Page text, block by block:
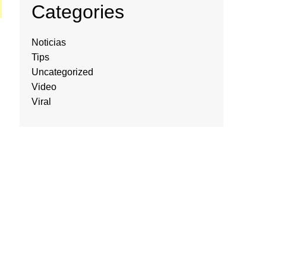
Categories
Noticias
Tips
Uncategorized
Video
Viral